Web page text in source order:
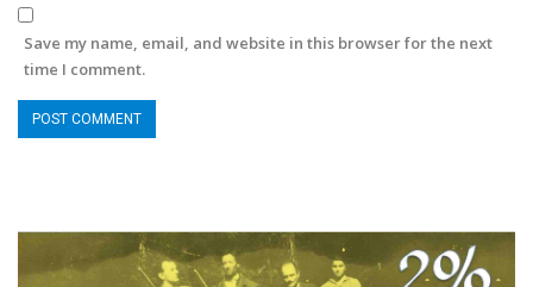
Save my name, email, and website in this browser for the next
time I comment.